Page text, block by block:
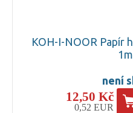
KOH-I-NOOR Papír
není
12,50 Kč
0,52 EUR